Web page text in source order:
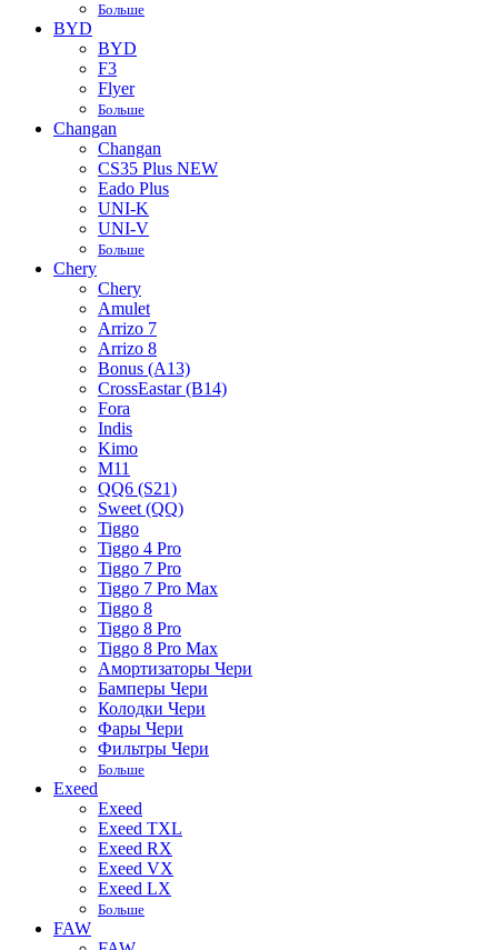
Больше
BYD
BYD
F3
Flyer
Больше
Changan
Changan
CS35 Plus NEW
Eado Plus
UNI-K
UNI-V
Больше
Chery
Chery
Amulet
Arrizo 7
Arrizo 8
Bonus (A13)
CrossEastar (B14)
Fora
Indis
Kimo
M11
QQ6 (S21)
Sweet (QQ)
Tiggo
Tiggo 4 Pro
Tiggo 7 Pro
Tiggo 7 Pro Max
Tiggo 8
Tiggo 8 Pro
Tiggo 8 Pro Max
Амортизаторы Чери
Бамперы Чери
Колодки Чери
Фары Чери
Фильтры Чери
Больше
Exeed
Exeed
Exeed TXL
Exeed RX
Exeed VX
Exeed LX
Больше
FAW